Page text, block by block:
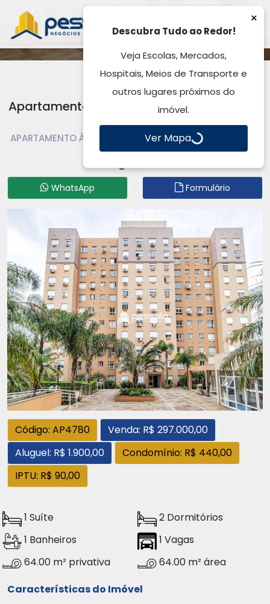
Apartamento à Venda, Centro - Gravataí,
RS
APARTAMENTO À VENDA OU LOCAÇÃO | APARTAMENTO |
GRAVATAÍ | CENTRO
WhatsApp Formulário
Código: AP4780
Venda: R$ 297.000,00
Aluguel: R$ 1.900,00
Condomínio: R$ 440,00
IPTU: R$ 90,00
1 Suíte
2 Dormitórios
1 Banheiros
1 Vagas
64.00 m² privativa
64.00 m² área
Características do Imóvel
×
Descubra Tudo ao Redor!
Veja Escolas, Mercados,
Hospitais, Meios de Transporte e
outros lugares próximos do
imóvel.
Ver Mapa